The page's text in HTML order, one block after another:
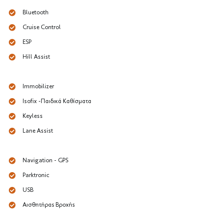
Bluetooth
Cruise Control
ESP
Hill Assist
Immobilizer
Isofix -Παιδικά Καθίσματα
Keyless
Lane Assist
Navigation - GPS
Parktronic
USB
Αισθητήρας Βροχής